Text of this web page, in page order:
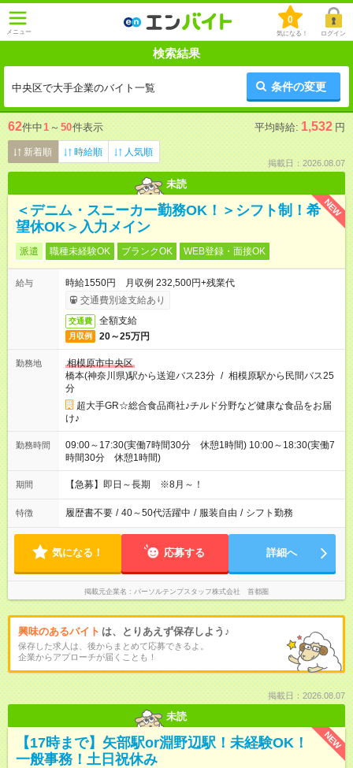
メニュー
0
気になる！ ログイン
検索結果
中央区で大手企業のバイト一覧 条件の変更
62件中1 ～ 50件表示 平均時給: 1,532 円
新着順 時給順 人気順
掲載日：2026.08.07
未読
NEW
＜デニム・スニーカー勤務OK！＞シフト制！希
望休OK＞入力メイン
派遣 職種未経験OK ブランクOK WEB登録・面接OK
給与
時給1550円 月収例 232,500円+残業代
交通費別途支給あり
交通費 全額支給
月収例 20～25万円
勤務地
相模原市中央区
橋本(神奈川県)駅から送迎バス23分 / 相模原駅から民間バス25
分
超大手GR☆総合食品商社♪チルド分野など健康な食品をお届
け♪
勤務時間
09:00～17:30(実働7時間30分 休憩1時間) 10:00～18:30(実働7
時間30分 休憩1時間)
期間 【急募】即日～長期 ※8月～！
特徴 履歴書不要 / 40～50代活躍中 / 服装自由 / シフト勤務
気になる！ 応募する 詳細へ
掲載元企業名 パーソルテンプスタッフ株式会社 首都圏
興味のあるバイト は、とりあえず保存しよう♪
保存した求人は、後からまとめて応募できるよ。
企業からアプローチが届くことも！
掲載日：2026.08.07
未読
NEW
【17時まで】矢部駅or淵野辺駅！未経験OK！
一般事務！土日祝休み